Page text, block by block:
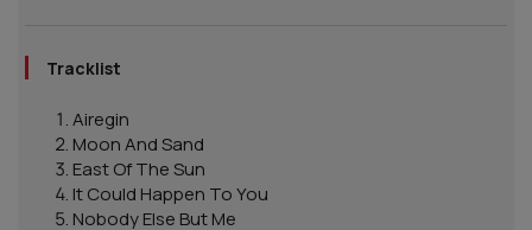
Tracklist
Airegin
Moon And Sand
East Of The Sun
It Could Happen To You
Nobody Else But Me